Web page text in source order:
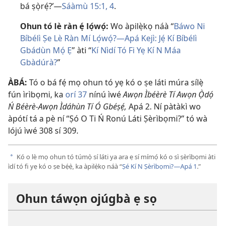
bá ṣọ̀rẹ́?’​—Sáàmù 15:1, 4.
Ohun tó lè ràn ẹ́ lọ́wọ́: Wo àpilẹ̀kọ náà “Báwo Ni
Bíbélì Ṣe Lè Ràn Mí Lọ́wọ́?​—Apá Kejì: Jẹ́ Kí Bíbélì
Gbádùn Mọ́ Ẹ” àti “Kí Nìdí Tó Fi Yẹ Kí N Máa
Gbàdúrà?”
ÀBÁ: Tó o bá fẹ́ mọ ohun tó yẹ kó o ṣe láti múra sílẹ̀
fún ìrìbọmi, ka orí 37 nínú ìwéAwọn Ìbéèrè Tí Awọn Ọ̀dọ́
Ń Béèrè​-Awọn Ìdáhùn Tí Ó Gbéṣẹ́, Apá 2. Ní pàtàkì wo
àpótí tá a pè ní “Ṣó O Ti Ń Ronú Láti Ṣèrìbọmi?” tó wà
lójú ìwé 308 sí 309.
a Kó o lè mọ ohun tó túmọ̀ sí láti ya ara ẹ sí mímọ́ kó o sì ṣèrìbọmi àti
ìdí tó fi yẹ kó o ṣe bẹ́ẹ̀, ka àpilẹ̀kọ náà “Ṣé Kí N Ṣèrìbọmi?​—Apá 1.”
Ohun táwọn ojúgbà ẹ sọ